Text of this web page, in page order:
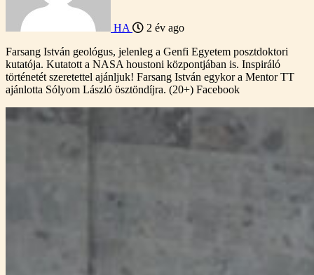
HA
2 év ago
Farsang István geológus, jelenleg a Genfi Egyetem posztdoktori
kutatója. Kutatott a NASA houstoni központjában is. Inspiráló
történetét szeretettel ajánljuk! Farsang István egykor a Mentor TT
ajánlotta Sólyom László ösztöndíjra. (20+) Facebook